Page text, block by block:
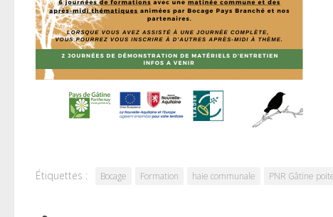
Étiquettes : Bocage Formation haie communale PNR Gâtine